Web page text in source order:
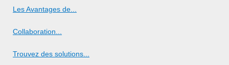
Les Avantages de...
Collaboration...
Trouvez des solutions...